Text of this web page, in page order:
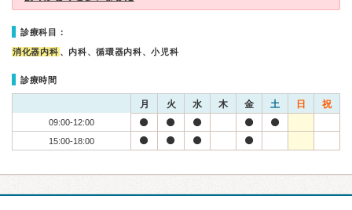
診療科目：
消化器内科 、内科、循環器内科、小児科
診療時間
月 火 水 木 金 土 日 祝
09:00-12:00
15:00-18:00